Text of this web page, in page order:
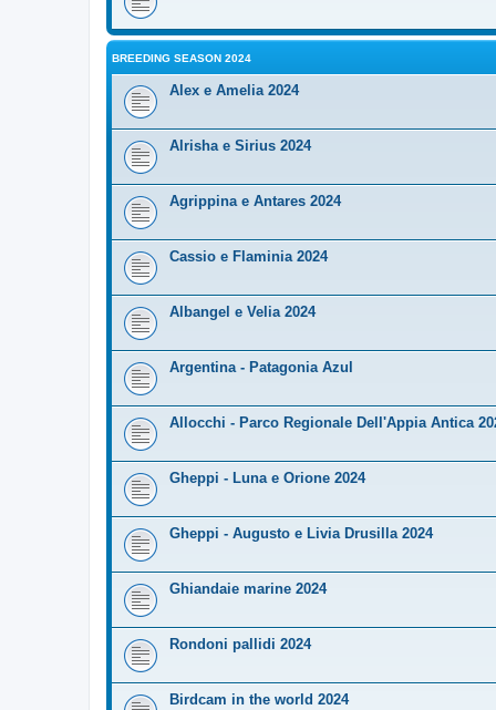
BREEDING SEASON 2024
Alex e Amelia 2024
Alrisha e Sirius 2024
Agrippina e Antares 2024
Cassio e Flaminia 2024
Albangel e Velia 2024
Argentina - Patagonia Azul
Allocchi - Parco Regionale Dell'Appia Antica
Gheppi - Luna e Orione 2024
Gheppi - Augusto e Livia Drusilla 2024
Ghiandaie marine 2024
Rondoni pallidi 2024
Birdcam in the world 2024